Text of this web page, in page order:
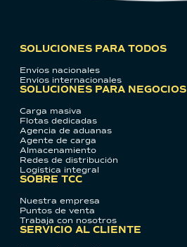
SOLUCIONES PARA TODOS
Envíos nacionales
Envíos internacionales
SOLUCIONES PARA NEGOCIOS
Carga masiva
Flotas dedicadas
Agencia de aduanas
Agente de carga
Almacenamiento
Redes de distribución
Logística integral
SOBRE TCC
Nuestra empresa
Puntos de venta
Trabaja con nosotros
SERVICIO AL CLIENTE